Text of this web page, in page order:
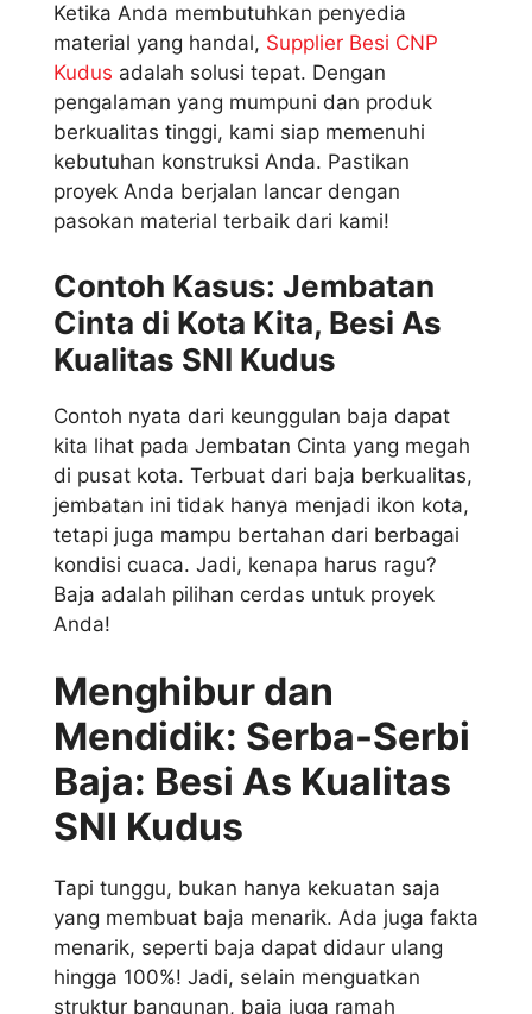
Ketika Anda membutuhkan penyedia
material yang handal, Supplier Besi CNP
Kudus adalah solusi tepat. Dengan
pengalaman yang mumpuni dan produk
berkualitas tinggi, kami siap memenuhi
kebutuhan konstruksi Anda. Pastikan
proyek Anda berjalan lancar dengan
pasokan material terbaik dari kami!
Contoh Kasus: Jembatan
Cinta di Kota Kita, Besi As
Kualitas SNI Kudus
Contoh nyata dari keunggulan baja dapat
kita lihat pada Jembatan Cinta yang megah
di pusat kota. Terbuat dari baja berkualitas,
jembatan ini tidak hanya menjadi ikon kota,
tetapi juga mampu bertahan dari berbagai
kondisi cuaca. Jadi, kenapa harus ragu?
Baja adalah pilihan cerdas untuk proyek
Anda!
Menghibur dan
Mendidik: Serba-Serbi
Baja: Besi As Kualitas
SNI Kudus
Tapi tunggu, bukan hanya kekuatan saja
yang membuat baja menarik. Ada juga fakta
menarik, seperti baja dapat didaur ulang
hingga 100%! Jadi, selain menguatkan
struktur bangunan, baja juga ramah